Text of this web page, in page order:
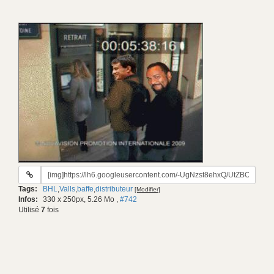
URL
gif:
Tags: BHL,Valls,baffe,distributeur [Modifier]
Infos: 330 x 250px, 5.26 Mo , #742
Utilisé 7 fois